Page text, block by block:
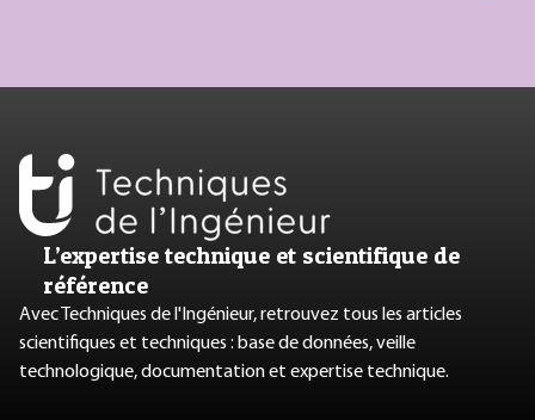
L’expertise technique et scientifique de
référence
Avec Techniques de l'Ingénieur, retrouvez tous les articles
scientifiques et techniques : base de données, veille
technologique, documentation et expertise technique.